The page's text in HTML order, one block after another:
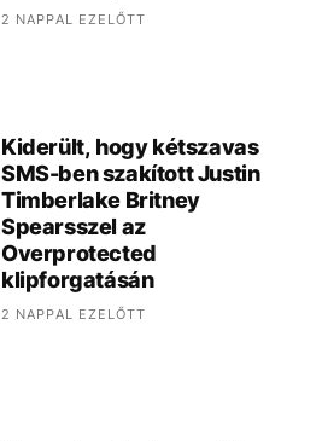
2 NAPPAL EZELŐTT
Kiderült, hogy kétszavas
SMS-ben szakított Justin
Timberlake Britney
Spearsszel az
Overprotected
klipforgatásán
2 NAPPAL EZELŐTT